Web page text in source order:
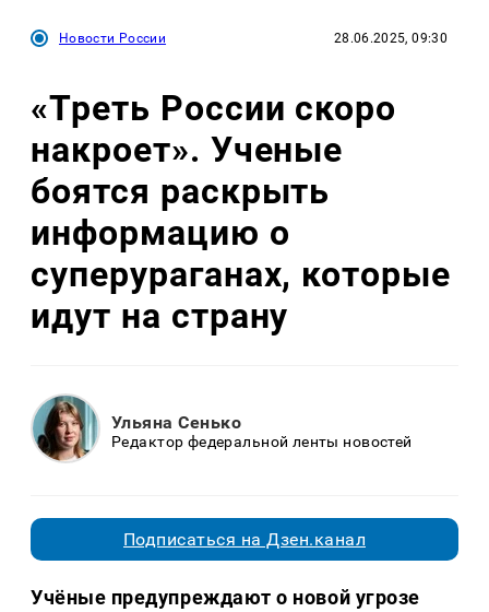
Новости России 28.06.2025, 09:30
«Треть России скоро
накроет». Ученые
боятся раскрыть
информацию о
суперураганах, которые
идут на страну
Ульяна Сенько
Редактор федеральной ленты новостей
Подписаться на Дзен.канал
Учёные предупреждают о новой угрозе